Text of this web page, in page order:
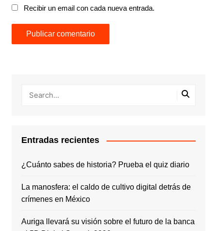
Recibir un email con cada nueva entrada.
Entradas recientes
¿Cuánto sabes de historia? Prueba el quiz diario
La manosfera: el caldo de cultivo digital detrás de
crímenes en México
Auriga llevará su visión sobre el futuro de la banca